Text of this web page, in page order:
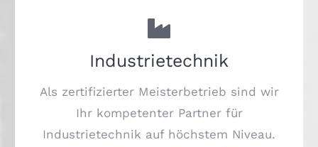
Industrietechnik
Als zertifizierter Meisterbetrieb sind wir
Ihr kompetenter Partner für
Industrietechnik auf höchstem Niveau.